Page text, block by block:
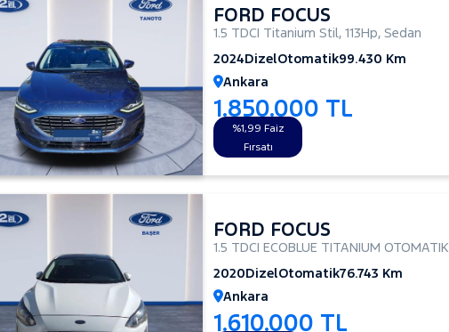
FORD FOCUS
1.5 TDCI Titanium Stil, 113Hp, Sedan
2024DizelOtomatik99.430 Km
Ankara
1.850.000 TL
%1,99 Faiz
Fırsatı
FORD FOCUS
1.5 TDCI ECOBLUE TITANIUM OTOMATIK
2020DizelOtomatik76.743 Km
Ankara
1.610.000 TL